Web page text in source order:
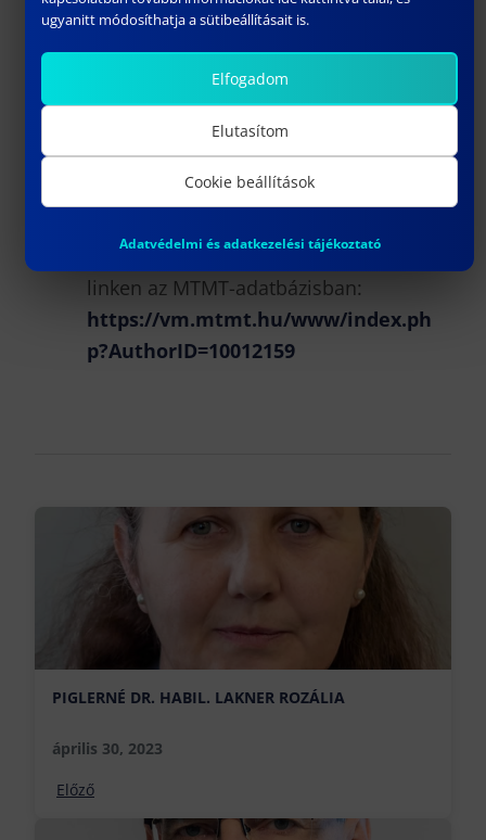
szakmérnök/szakember képzés
European Academy of Land Use and
Development számvizsgáló bizottsági
tag
PUBLIKÁCIÓK
A publikációk elérhetők az alábbi
linken az MTMT-adatbázisban:
https://vm.mtmt.hu/www/index.ph
p?AuthorID=10012159
PIGLERNÉ DR. HABIL. LAKNER ROZÁLIA
április 30, 2023
Előző
ugyanitt módosíthatja a sütibeállításait is.
Elfogadom
Elutasítom
Cookie beállítások
Adatvédelmi és adatkezelési tájékoztató